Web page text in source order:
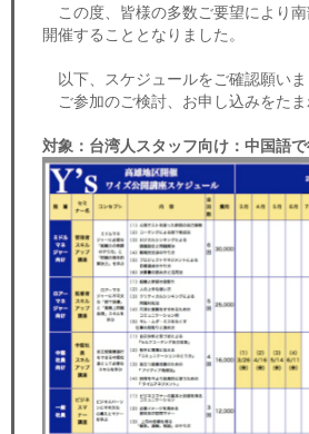
ＩＴ
飲食店情報
この度、皆様の多数ご要望により
開催することとなりました。
以下、スケジュールをご確認願いま
ご参加のご検討、お申し込みをたま
対象：台湾人スタッフ向け：中国語